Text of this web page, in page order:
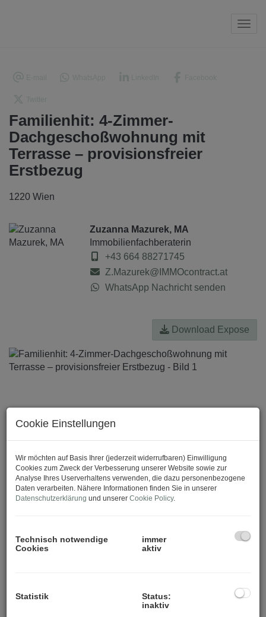
Familienhit: 4-Zimmer-
Dachgeschoßwohnung mit
Terrasse – provisionsfreier
Erstbezug
1220 Wien
Zuzanna Mazurek, MA
Immobilienfachberaterin
+43 664 88271745
Z.Mazurek@IMMOcontract.at
WhatsApp Nachricht senden
Download Expose
Cookie Einstellungen
Wir möchten auf Basis Ihrer (jederzeit widerrufbaren) Einwilligung
Cookies zum Zweck der Verbesserung unserer Website sowie zur
Analyse Ihres Userverhaltens verwenden, die dazu personenbezogene
Daten verarbeiten. Nähere Informationen finden Sie in unserer
Datenschutzerklärung und unserer Cookie Policy.
Technisch notwendige
Cookies
immer
aktiv
Statistik
Status:
inaktiv